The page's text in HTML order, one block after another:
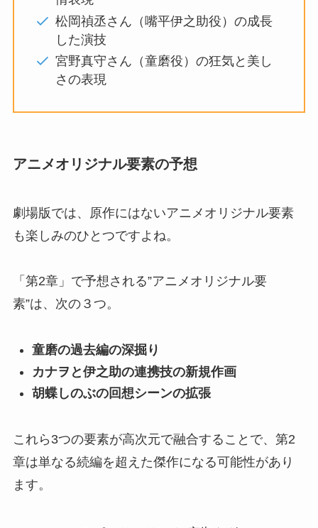
松岡禎丞さん（嘴平伊之助役）の成長
した演技
宮野真守さん（童磨役）の狂気と美し
さの表現
アニメオリジナル要素の予想
劇場版では、原作にはないアニメオリジナル要素
も楽しみのひとつですよね。
「第2章」で予想される”アニメオリジナル要
素”は、次の３つ。
童磨の過去編の深掘り
カナヲと伊之助の連携技の新規作画
胡蝶しのぶの回想シーンの拡張
これら3つの要素が高次元で融合することで、第2
章は単なる続編を超えた傑作になる可能性があり
ます。